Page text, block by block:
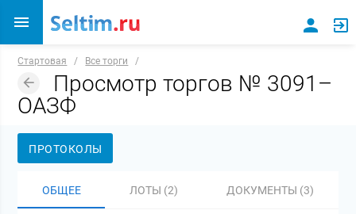
Стартовая / Все торги /
Просмотр торгов № 3091–
ОАЗФ
ПРОТОКОЛЫ
ОБЩЕЕ ЛОТЫ (2) ДОКУМЕНТЫ (3)